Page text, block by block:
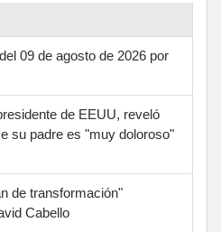
09 de agosto de 2026 por
de EEUU, reveló
su padre es "muy doloroso"
de transformación"
Cabello